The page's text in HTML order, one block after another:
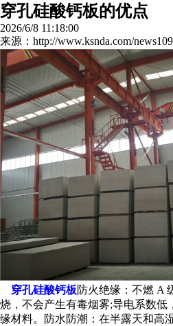
穿孔硅酸钙板的优点
2026/6/8 11:18:00
来源：http://www.ksnda.com/
穿孔硅酸钙板防火绝缘：不燃 A
烧，不会产生有毒烟雾;导电系数低
缘材料。防水防潮：在半露天和高